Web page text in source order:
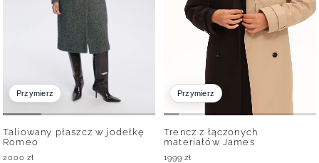
Przymierz
Taliowany płaszcz w jodełkę
Romeo
2000zł
Przymierz
Trencz z łączonych
materiałów James
1999zł